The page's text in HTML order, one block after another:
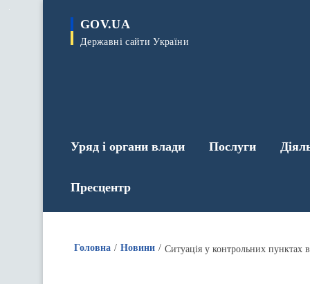
GOV.UA
Державні сайти України
Уряд і органи влади Послуги
Пресцентр
Головна Новини Ситуація у контрольних пунктах